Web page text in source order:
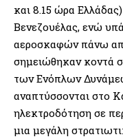
και 8.15 ώρα
Βενεζουέλας, ενώ
αεροσκαφών πάνω
σημειώθηκαν κοντά
των Ενόπλων
αναπτύσσονται στο
ηλεκτροδότηση σε
μια μεγάλη